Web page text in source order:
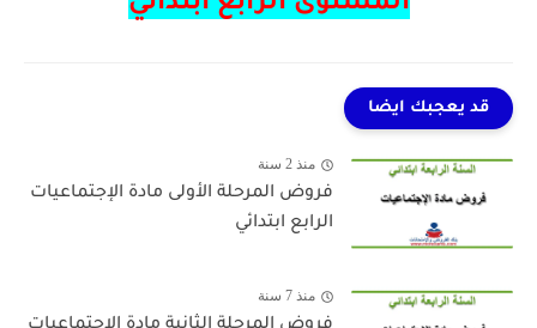
قد يعجبك ايضا
منذ 2 سنة
فروض المرحلة الأولى مادة الإجتماعيات
الرابع ابتدائي
منذ 7 سنة